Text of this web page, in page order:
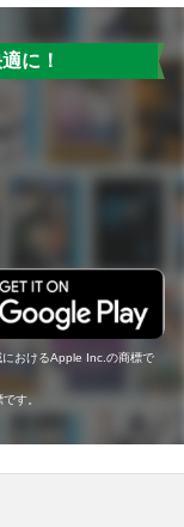
に！
おけるApple Inc.の商標で
す。